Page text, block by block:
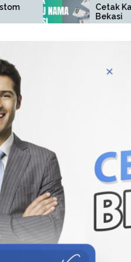
Cetak Kartu Nama
Bekasi